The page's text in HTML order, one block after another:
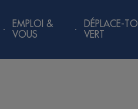
EMPLOI &
VOUS
DÉPLACE-TOI
VERT